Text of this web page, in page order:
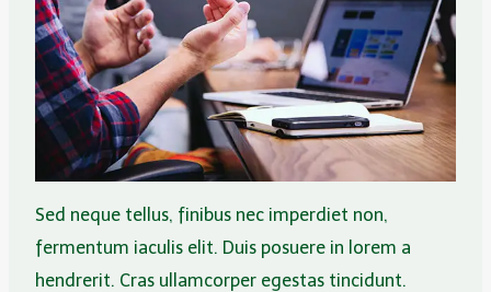
Sed neque tellus, finibus nec imperdiet non,
fermentum iaculis elit. Duis posuere in lorem a
hendrerit. Cras ullamcorper egestas tincidunt.